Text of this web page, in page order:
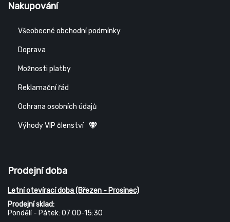
Nakupování
Všeobecné obchodní podmínky
Doprava
Možnosti platby
Reklamační řád
Ochrana osobních údajů
Výhody VIP členství
Prodejní doba
Letní otevírací doba (Březen - Prosinec)
Prodejní sklad:
Pondělí - Pátek: 07:00-15:30